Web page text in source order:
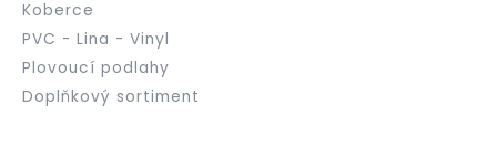
Koberce
PVC - Lina - Vinyl
Plovoucí podlahy
Doplňkový sortiment